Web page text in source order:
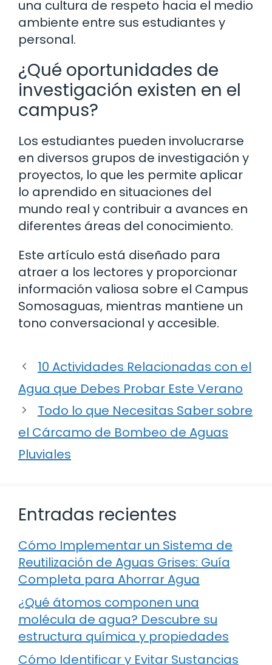
una cultura de respeto hacia el medio
ambiente entre sus estudiantes y
personal.
¿Qué oportunidades de
investigación existen en el
campus?
Los estudiantes pueden involucrarse
en diversos grupos de investigación y
proyectos, lo que les permite aplicar
lo aprendido en situaciones del
mundo real y contribuir a avances en
diferentes áreas del conocimiento.
Este artículo está diseñado para
atraer a los lectores y proporcionar
información valiosa sobre el Campus
Somosaguas, mientras mantiene un
tono conversacional y accesible.
10 Actividades Relacionadas con el
Agua que Debes Probar Este Verano
Todo lo que Necesitas Saber sobre
el Cárcamo de Bombeo de Aguas
Pluviales
Entradas recientes
Cómo Implementar un Sistema de
Reutilización de Aguas Grises: Guía
Completa para Ahorrar Agua
¿Qué átomos componen una
molécula de agua? Descubre su
estructura química y propiedades
Cómo Identificar y Evitar Sustancias